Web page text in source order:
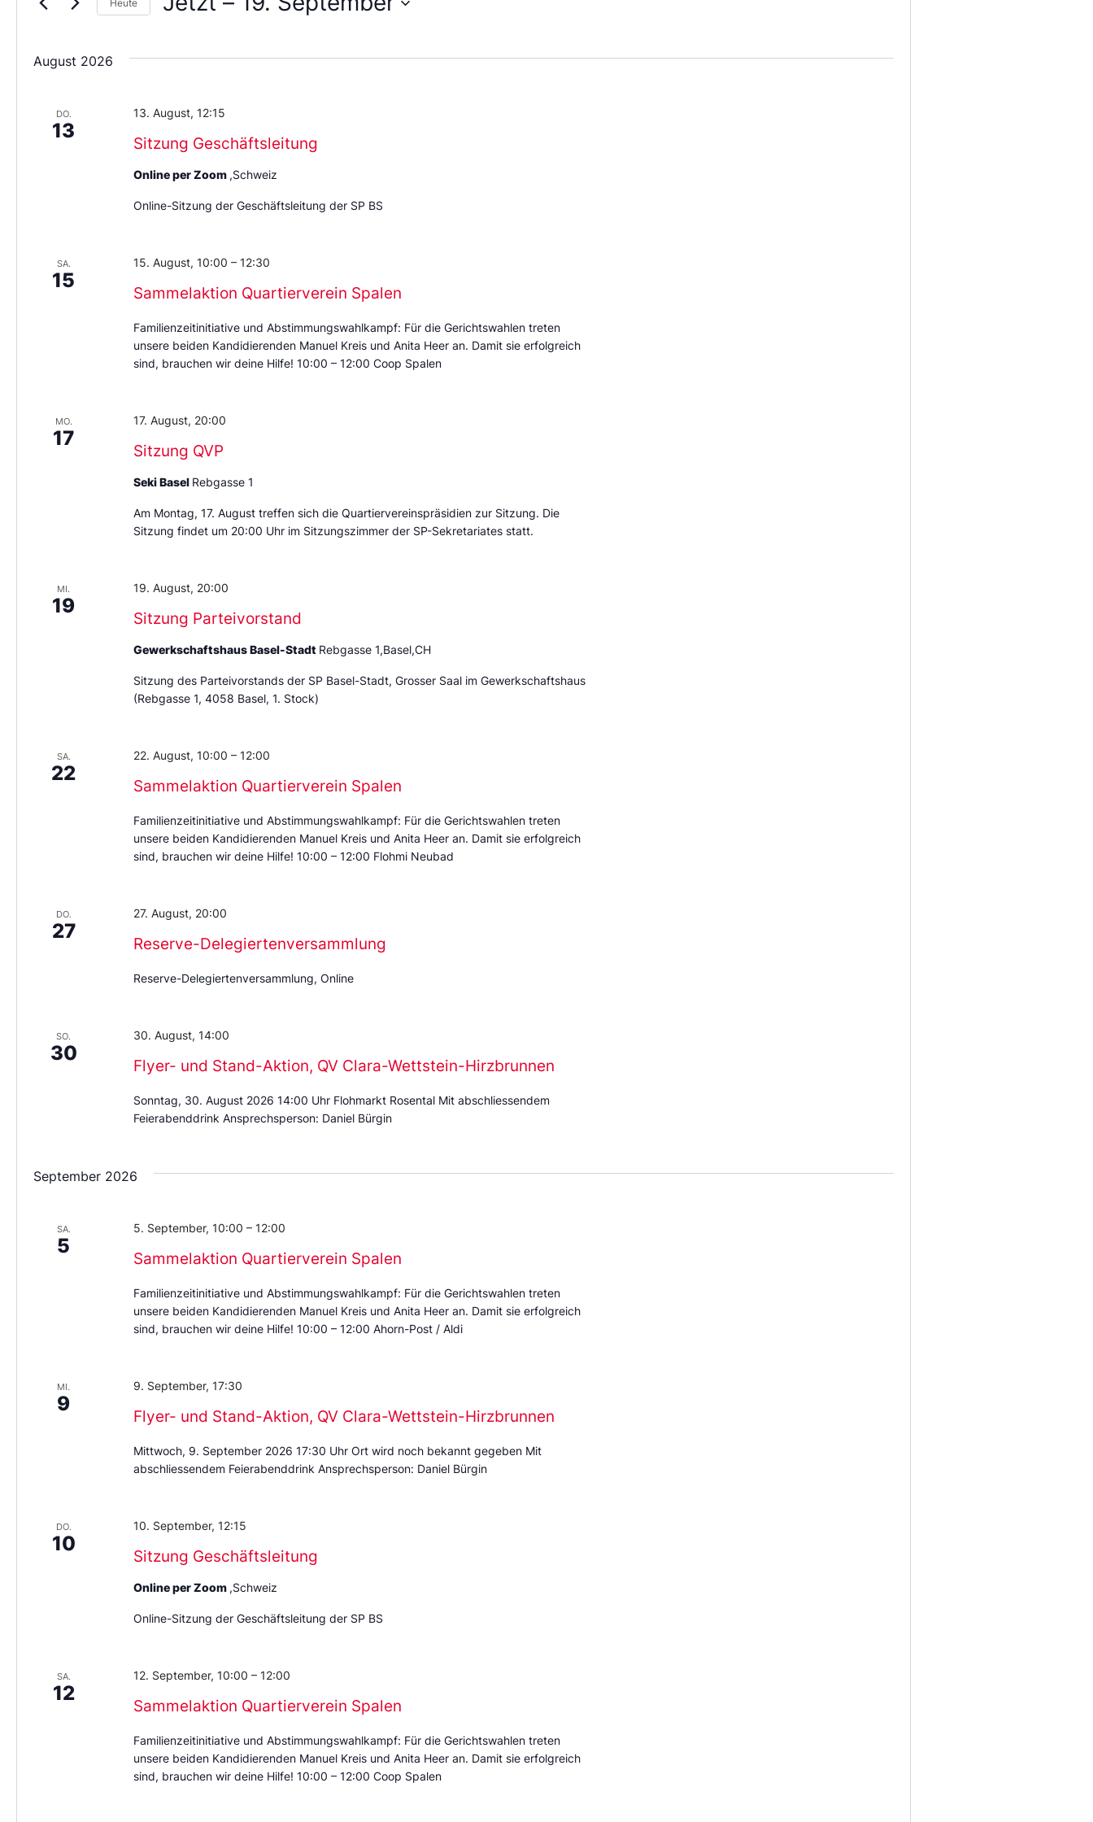
Heute
das
August 2026
DO.
13
Sitzung Geschäftsleitung
13. August, 12:15
Online per Zoom ,Schweiz
Online-Sitzung der Geschäftsleitung der SP BS
SA.
15
Sammelaktion Quartierverein Spalen
15. August, 10:00 – 12:30
Familienzeitinitiative und Abstimmungswahlkampf: Für die Gerichtswahlen treten
unsere beiden Kandidierenden Manuel Kreis und Anita Heer an. Damit sie erfolgreich
sind, brauchen wir deine Hilfe! 10:00 – 12:00 Coop Spalen
MO.
17
Sitzung QVP
17. August, 20:00
Seki Basel Rebgasse 1
Am Montag, 17. August treffen sich die Quartiervereinspräsidien zur Sitzung. Die
Sitzung findet um 20:00 Uhr im Sitzungszimmer der SP-Sekretariates statt.
MI.
19
Sitzung Parteivorstand
19. August, 20:00
Gewerkschaftshaus Basel-Stadt Rebgasse 1,Basel,CH
Sitzung des Parteivorstands der SP Basel-Stadt, Grosser Saal im Gewerkschaftshaus
(Rebgasse 1, 4058 Basel, 1. Stock)
SA.
22
Sammelaktion Quartierverein Spalen
22. August, 10:00 – 12:00
Familienzeitinitiative und Abstimmungswahlkampf: Für die Gerichtswahlen treten
unsere beiden Kandidierenden Manuel Kreis und Anita Heer an. Damit sie erfolgreich
sind, brauchen wir deine Hilfe! 10:00 – 12:00 Flohmi Neubad
DO.
27
Reserve-Delegiertenversammlung
27. August, 20:00
Reserve-Delegiertenversammlung, Online
SO.
30
Flyer- und Stand-Aktion, QV Clara-Wettstein-Hirzbrunnen
30. August, 14:00
Sonntag, 30. August 2026 14:00 Uhr Flohmarkt Rosental Mit abschliessendem
Feierabenddrink Ansprechsperson: Daniel Bürgin
September 2026
SA.
5
Sammelaktion Quartierverein Spalen
5. September, 10:00 – 12:00
Familienzeitinitiative und Abstimmungswahlkampf: Für die Gerichtswahlen treten
unsere beiden Kandidierenden Manuel Kreis und Anita Heer an. Damit sie erfolgreich
sind, brauchen wir deine Hilfe! 10:00 – 12:00 Ahorn-Post / Aldi
MI.
9
Flyer- und Stand-Aktion, QV Clara-Wettstein-Hirzbrunnen
9. September, 17:30
Mittwoch, 9. September 2026 17:30 Uhr Ort wird noch bekannt gegeben Mit
abschliessendem Feierabenddrink Ansprechsperson: Daniel Bürgin
DO.
10
Sitzung Geschäftsleitung
10. September, 12:15
Online per Zoom ,Schweiz
Online-Sitzung der Geschäftsleitung der SP BS
SA.
12
Sammelaktion Quartierverein Spalen
12. September, 10:00 – 12:00
Familienzeitinitiative und Abstimmungswahlkampf: Für die Gerichtswahlen treten
unsere beiden Kandidierenden Manuel Kreis und Anita Heer an. Damit sie erfolgreich
sind, brauchen wir deine Hilfe! 10:00 – 12:00 Coop Spalen